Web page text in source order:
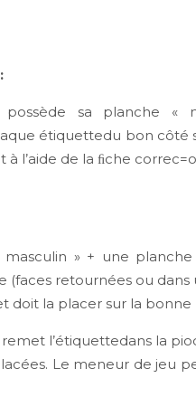
possède sa planche «
étiquettedu bon côté
à l’aide de la ﬁche
» + une
(faces retournées ou
doit la placer sur la bonne
remet l’étiquettedans la
Le meneur de jeu